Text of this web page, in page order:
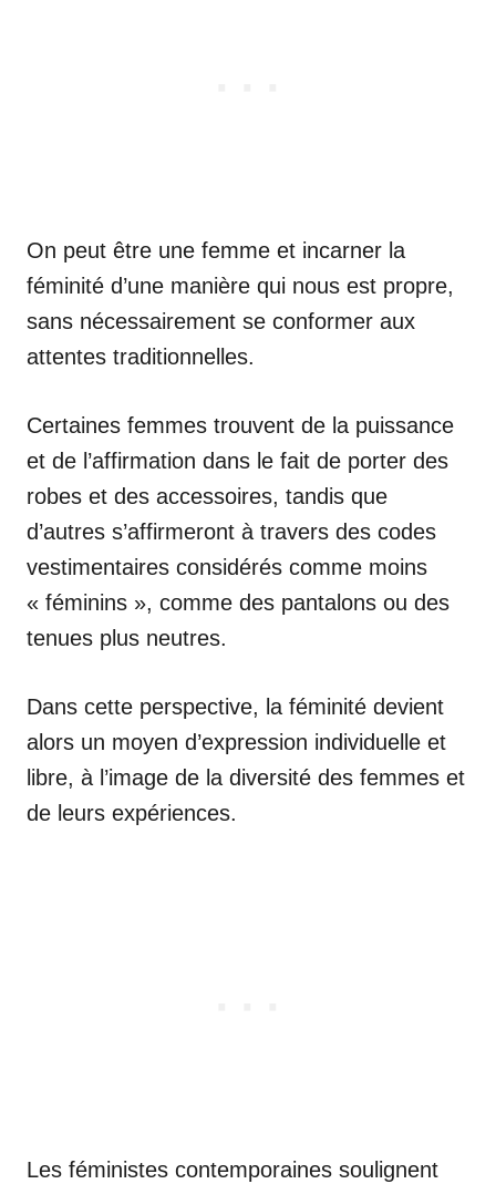
On peut être une femme et incarner la
féminité d’une manière qui nous est propre,
sans nécessairement se conformer aux
attentes traditionnelles.
Certaines femmes trouvent de la puissance
et de l’affirmation dans le fait de porter des
robes et des accessoires, tandis que
d’autres s’affirmeront à travers des codes
vestimentaires considérés comme moins
« féminins », comme des pantalons ou des
tenues plus neutres.
Dans cette perspective, la féminité devient
alors un moyen d’expression individuelle et
libre, à l’image de la diversité des femmes et
de leurs expériences.
Les féministes contemporaines soulignent